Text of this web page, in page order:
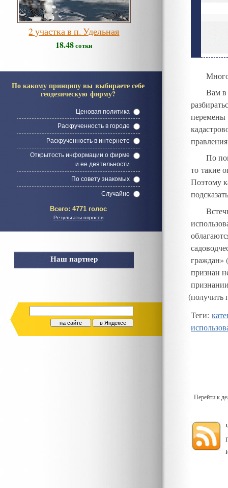
2 участка в п. Удельная
18.48сотки
По какому принципу вы выбираете себе
геодезическую фирму?
Ценовая политика
Раскрученность в городе
Раскрученность в интернете
Открытость информации о фирме
и ее деятельности
По совету знакомых
Случайно
Всего: 4771 голос
Результаты опросов
Наш партнер
Вам в
перемены
По
то такие
Поэтому
граждан»
признан
(получить
Теги:
Перейти к